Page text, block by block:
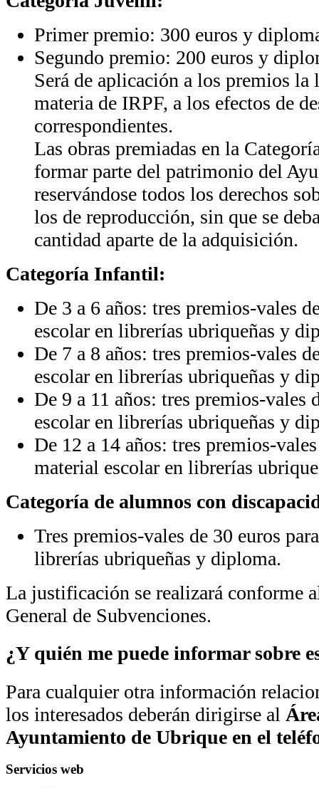
Primer premio: 300 euros y
Segundo premio: 200 euros y
Será de aplicación a los premios
materia de IRPF, a los efectos de
correspondientes.
Las obras premiadas en la
formar parte del patrimonio del
reservándose todos los derechos
los de reproducción, sin que se
cantidad aparte de la adquisición.
Categoría Infantil:
De 3 a 6 años: tres premios-vales
escolar en librerías ubriqueñas y
De 7 a 8 años: tres premios-vales
escolar en librerías ubriqueñas y
De 9 a 11 años: tres premios-vales
escolar en librerías ubriqueñas y
De 12 a 14 años: tres premios-
material escolar en librerías
Categoría de alumnos con
Tres premios-vales de 30 euros
librerías ubriqueñas y diploma.
La justificación se realizará conforme
General de Subvenciones.
¿Y quién me puede informar sobre
Para cualquier otra información
los interesados deberán dirigirse al
Ayuntamiento de Ubrique en el
Servicios web